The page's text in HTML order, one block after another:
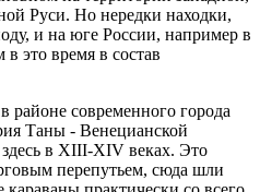
Руси. Но нередки находки,
и на юге России, например в
это время в состав
районе современного города
Таны - Венецианской
здесь в XIII-XIV веках. Это
перепутьем, сюда шли